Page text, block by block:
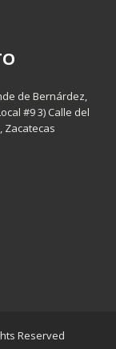
de Bernárdez,
#9 3) Calle del
Zacatecas
Reserved